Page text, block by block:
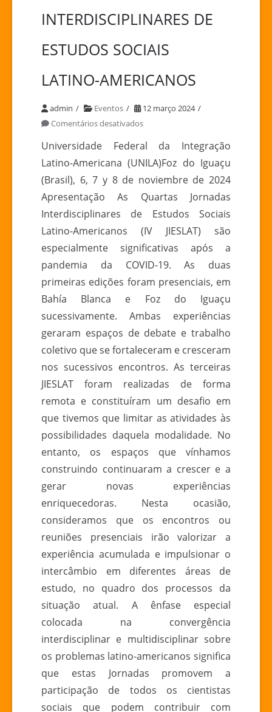
INTERDISCIPLINARES DE
ESTUDOS SOCIAIS
LATINO-AMERICANOS
admin Eventos
12 março 2024
Comentários desativadosem
JORNADAS
INTERDISCIPLINARES
DE
ESTUDOS
SOCIAIS
LATINO-
AMERICANOS
Universidade Federal da Integração
Latino-Americana (UNILA)Foz do Iguaçu
(Brasil), 6, 7 y 8 de noviembre de 2024
Apresentação As Quartas Jornadas
Interdisciplinares de Estudos Sociais
Latino-Americanos (IV JIESLAT) são
especialmente significativas após a
pandemia da COVID-19. As duas
primeiras edições foram presenciais, em
Bahía Blanca e Foz do Iguaçu
sucessivamente. Ambas experiências
geraram espaços de debate e trabalho
coletivo que se fortaleceram e cresceram
nos sucessivos encontros. As terceiras
JIESLAT foram realizadas de forma
remota e constituíram um desafio em
que tivemos que limitar as atividades às
possibilidades daquela modalidade. No
entanto, os espaços que vínhamos
construindo continuaram a crescer e a
gerar novas experiências
enriquecedoras. Nesta ocasião,
consideramos que os encontros ou
reuniões presenciais irão valorizar a
experiência acumulada e impulsionar o
intercâmbio em diferentes áreas de
estudo, no quadro dos processos da
situação atual. A ênfase especial
colocada na convergência
interdisciplinar e multidisciplinar sobre
os problemas latino-americanos significa
que estas Jornadas promovem a
participação de todos os cientistas
sociais que podem contribuir com